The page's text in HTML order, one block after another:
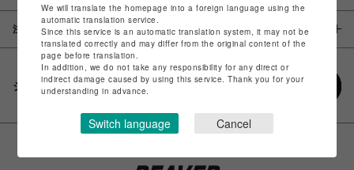
注意事項
シェアする
We will translate the homepage into a foreign language using the
automatic translation service.
Since this service is an automatic translation system, it may not be
translated correctly and may differ from the original content of the
page before translation.
In addition, we do not take any responsibility for any direct or
indirect damage caused by using this service. Thank you for your
understanding in advance.
Switch language Cancel